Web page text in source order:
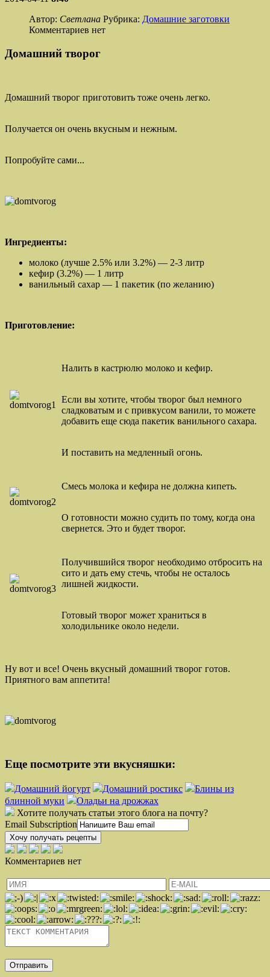
Автор: Светлана Рубрика: Домашние заготовки
Комментариев нет
Домашний творог
Домашний творог приготовить тоже очень легко.
Получается он очень вкусным и нежным.
Попробуйте сами...
Ингредиенты:
молоко (лучше 2.5% или 3.2%) — 2-3 литр
кефир (3.2%) — 1 литр
ванильный сахар — 1 пакетик (по желанию)
Приготовление:
Налить в кастрюлю молоко и кефир.
Если вы хотите, чтобы творог был немного
сладковатым и с привкусом ванили, то можете
добавить еще сюда пакетик ванильного сахара.
И поставить на медленный огонь.
Смесь молока и кефира не должна кипеть.
О готовности можно судить по тому, когда она
свернется. Это и будет творог.
Получившийся творог необходимо отбросить на
сито и дать ему стечь, чтобы не осталось
лишней жидкости.
Готовый творог может храниться в
холодильнике около недели.
Ну вот и все! Очень вкусный домашний творог готов.
Приятного вам аппетита!
Еще посмотрите эти вкусняшки:
Домашний йогурт Домашний ростикс
Блины из
блинной муки
Оладьи на дрожжах
Хотите получать статьи этого блога на почту?
Email Subscription
Хочу получать рецепты
Комментариев нет